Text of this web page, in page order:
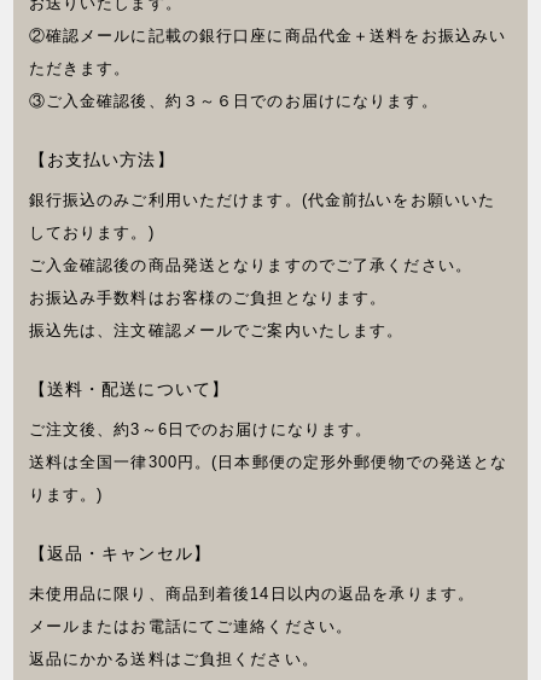
②確認メールに記載の銀行口座に商品代金＋送料をお振込みい
ただきます。
③ご入金確認後、約３～６日でのお届けになります。
【お支払い方法】
銀行振込のみご利用いただけます。(代金前払いをお願いいた
しております。)
ご入金確認後の商品発送となりますのでご了承ください。
お振込み手数料はお客様のご負担となります。
振込先は、注文確認メールでご案内いたします。
【送料・配送について】
ご注文後、約3～6日でのお届けになります。
送料は全国一律300円。(日本郵便の定形外郵便物での発送とな
ります。)
【返品・キャンセル】
未使用品に限り、商品到着後14日以内の返品を承ります。
メールまたはお電話にてご連絡ください。
返品にかかる送料はご負担ください。